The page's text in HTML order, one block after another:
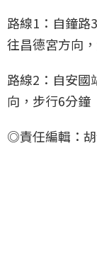
路線1：自鐘路
往昌德宮方向
路線2：自安國
向，步行6分鐘
◎責任編輯：